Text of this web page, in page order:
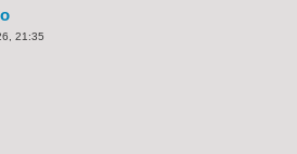
21:35